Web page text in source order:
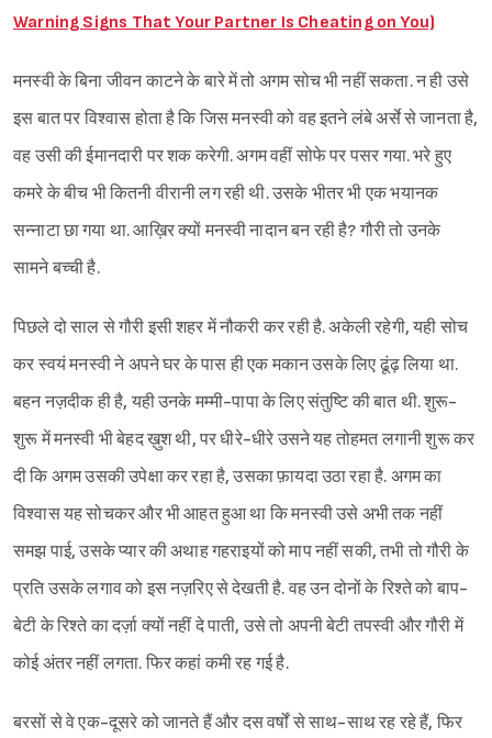
Warning Signs That Your Partner Is Cheating on You)
मनस्वी के बिना जीवन काटने के बारे में तो अगम सोच भी नहीं सकता. न ही उसे
इस बात पर विश्वास होता है कि जिस मनस्वी को वह इतने लंबे अर्से से जानता है,
वह उसी की ईमानदारी पर शक करेगी. अगम वहीं सोफे पर पसर गया. भरे हुए
कमरे के बीच भी कितनी वीरानी लग रही थी. उसके भीतर भी एक भयानक
सन्नाटा छा गया था. आख़िर क्यों मनस्वी नादान बन रही है? गौरी तो उनके
सामने बच्ची है.
पिछले दो साल से गौरी इसी शहर में नौकरी कर रही है. अकेली रहेगी, यही सोच
कर स्वयं मनस्वी ने अपने घर के पास ही एक मकान उसके लिए ढूंढ़ लिया था.
बहन नज़दीक ही है, यही उनके मम्मी-पापा के लिए संतुष्टि की बात थी. शुरू-
शुरू में मनस्वी भी बेहद ख़ुश थी, पर धीरे-धीरे उसने यह तोहमत लगानी शुरू कर
दी कि अगम उसकी उपेक्षा कर रहा है, उसका फ़ायदा उठा रहा है. अगम का
विश्वास यह सोचकर और भी आहत हुआ था कि मनस्वी उसे अभी तक नहीं
समझ पाई, उसके प्यार की अथाह गहराइयों को माप नहीं सकी, तभी तो गौरी के
प्रति उसके लगाव को इस नज़रिए से देखती है. वह उन दोनों के रिश्ते को बाप-
बेटी के रिश्ते का दर्ज़ा क्यों नहीं दे पाती, उसे तो अपनी बेटी तपस्वी और गौरी में
कोई अंतर नहीं लगता. फिर कहां कमी रह गई है.
बरसों से वे एक-दूसरे को जानते हैं और दस वर्षों से साथ-साथ रह रहे हैं, फिर